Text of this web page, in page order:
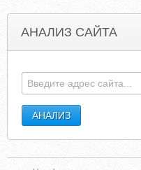
АНАЛИЗ САЙТА